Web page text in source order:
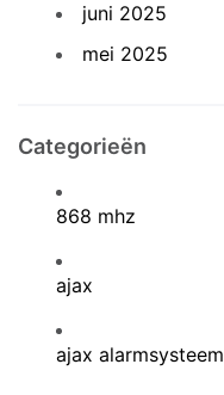
juni 2025
mei 2025
Categorieën
868 mhz
ajax
ajax alarmsysteem